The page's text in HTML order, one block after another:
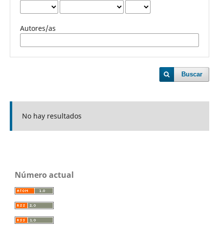
Autores/as
Buscar
No hay resultados
Número actual